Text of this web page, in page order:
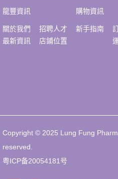
龍豐資訊 購物資訊
關於我們
最新資訊
招聘人才
店鋪位置
新手指南
Copyright © 2025 Lung Fung
reserved.
粤ICP备20054181号